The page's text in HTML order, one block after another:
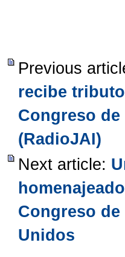
Previous
recibe
Congreso de
(RadioJAI)
Next article:
Congreso
Unidos